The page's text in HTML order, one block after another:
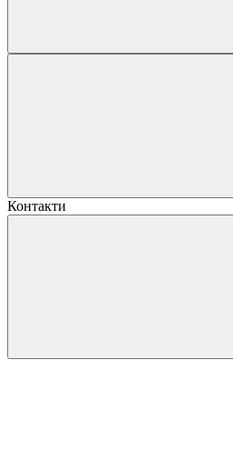
Контакти